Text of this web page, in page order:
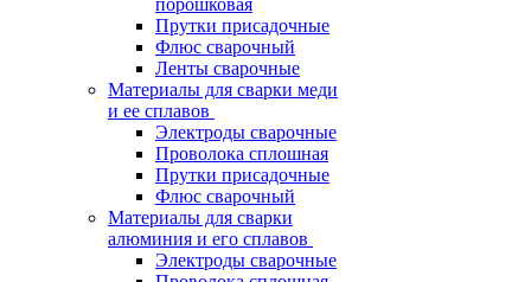
порошковая
Прутки присадочные
Флюс сварочный
Ленты сварочные
Материалы для сварки меди
и ее сплавов
Электроды сварочные
Проволока сплошная
Прутки присадочные
Флюс сварочный
Материалы для сварки
алюминия и его сплавов
Электроды сварочные